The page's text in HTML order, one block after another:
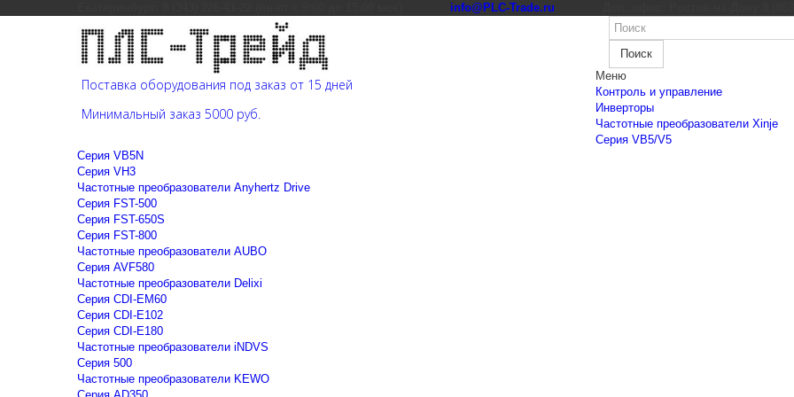
info@PLC-Trade.ru
Поставка оборудования под заказ от 15 дней
Минимальный заказ 5000 руб.
Поиск
Меню
Контроль и управление
Инверторы
Частотные преобразователи Xinje
Cерия VB5/V5
Cерия VB5N
Cерия VH3
Частотные преобразователи Anyhertz Drive
Серия FST-500
Серия FST-650S
Серия FST-800
Частотные преобразователи AUBO
Серия AVF580
Частотные преобразователи Delixi
Серия CDI-EM60
Серия CDI-E102
Серия CDI-E180
Частотные преобразователи iNDVS
Серия 500
Частотные преобразователи KEWO